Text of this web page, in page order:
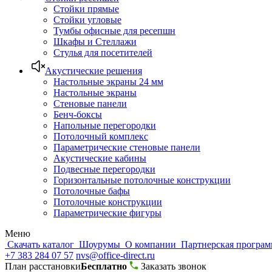
Стойки прямые
Стойки угловые
Тумбы офисные для ресепшн
Шкафы и Стеллажи
Стулья для посетителей
Акустические решения
Настольные экраны 24 мм
Настольные экраны
Стеновые панели
Бенч-боксы
Напольные перегородки
Потолочный комплекс
Параметрические стеновые панели
Акустические кабины
Подвесные перегородки
Горизонтальные потолочные конструкции
Потолочные бафы
Потолочные конструкции
Параметрические фигуры
Меню
Скачать каталог Шоурумы О компании Партнерская
+7 383 284 07 57 nvs@office-direct.ru
План расстановкиБесплатно
Заказать звонок